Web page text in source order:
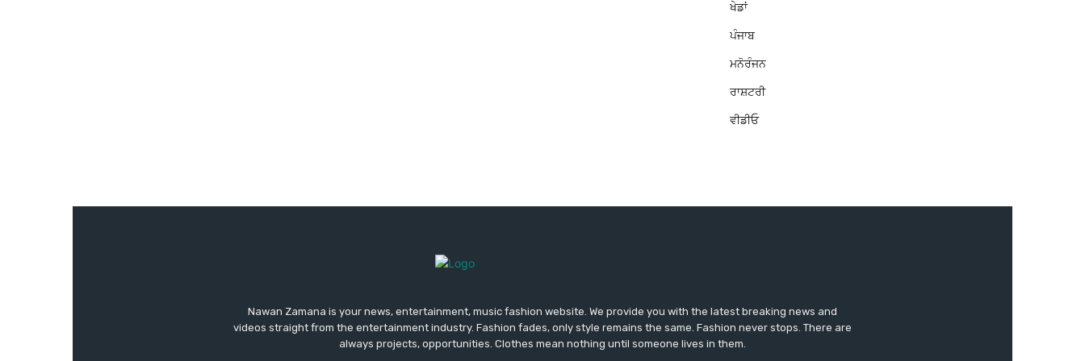
ਖੇਡਾਂ
ਪੰਜਾਬ
ਮਨੋਰੰਜਨ
ਰਾਸ਼ਟਰੀ
ਵੀਡੀਓ
Nawan Zamana is your news, entertainment, music fashion website. We provide you with the latest breaking news and
videos straight from the entertainment industry. Fashion fades, only style remains the same. Fashion never stops. There are
always projects, opportunities. Clothes mean nothing until someone lives in them.